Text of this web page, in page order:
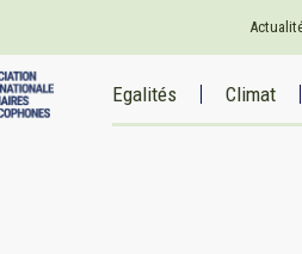
Egalités Climat